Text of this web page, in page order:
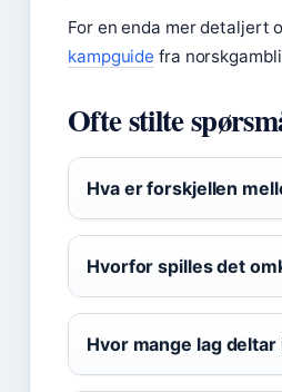
For en enda mer detaljert
kampguide fra
Ofte stilte
Hva er forskjellen
Hvorfor spilles det
Hvor mange lag deltar